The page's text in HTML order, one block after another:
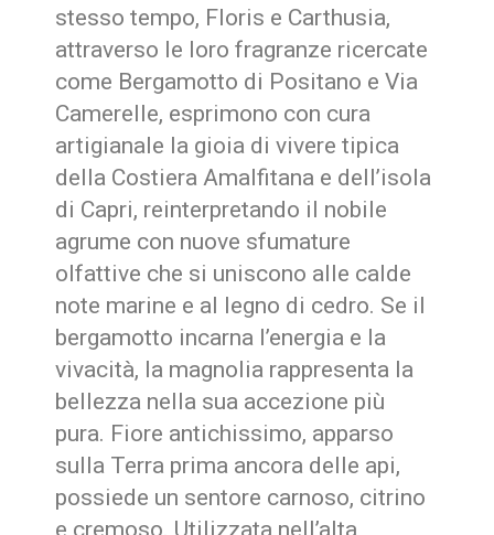
stesso tempo, Floris e Carthusia,
attraverso le loro fragranze ricercate
come Bergamotto di Positano e Via
Camerelle, esprimono con cura
artigianale la gioia di vivere tipica
della Costiera Amalfitana e dell’isola
di Capri, reinterpretando il nobile
agrume con nuove sfumature
olfattive che si uniscono alle calde
note marine e al legno di cedro. Se il
bergamotto incarna l’energia e la
vivacità, la magnolia rappresenta la
bellezza nella sua accezione più
pura. Fiore antichissimo, apparso
sulla Terra prima ancora delle api,
possiede un sentore carnoso, citrino
e cremoso. Utilizzata nell’alta